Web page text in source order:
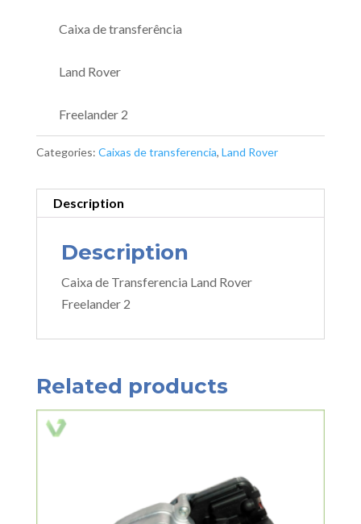
Caixa de transferência
Land Rover
Freelander 2
Categories: Caixas de transferencia, Land Rover
Description
Description
Caixa de Transferencia Land Rover
Freelander 2
Related products